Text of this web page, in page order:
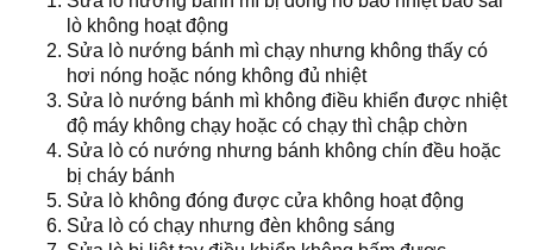
lò không hoạt động
Sửa lò nướng bánh mì chạy nhưng không thấy có
hơi nóng hoặc nóng không đủ nhiệt
Sửa lò nướng bánh mì không điều khiển được nhiệt
độ máy không chạy hoặc có chạy thì chập chờn
Sửa lò có nướng nhưng bánh không chín đều hoặc
bị cháy bánh
Sửa lò không đóng được cửa không hoạt động
Sửa lò có chạy nhưng đèn không sáng